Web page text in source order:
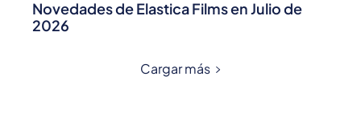
Novedades de Elastica Films en Julio de
2026
Cargar más